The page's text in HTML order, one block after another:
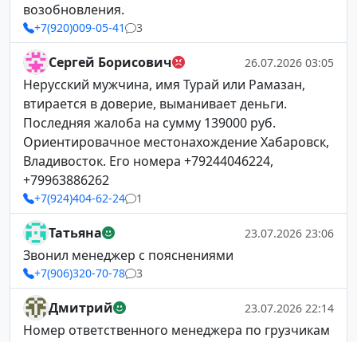
возобновления.
+7(920)009-05-41 3
Сергей Борисович 26.07.2026 03:05
Нерусский мужчина, имя Турай или Рамазан,
втирается в доверие, выманивает деньги.
Последняя жалоба на сумму 139000 руб.
Ориентировачное местонахождение Хабаровск,
Владивосток. Его номера +79244046224,
+79963886262
+7(924)404-62-24 1
Татьяна 23.07.2026 23:06
Звонил менеджер с пояснениями
+7(906)320-70-78 3
Дмитрий 23.07.2026 22:14
Номер ответственного менеджера по грузчикам